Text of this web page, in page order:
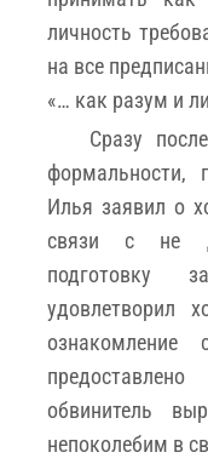
личность
на все
«… как разум и
Сразу
формальности,
Илья заявил о
связи с не
подготовку
удовлетворил
обвинитель
непоколебим в